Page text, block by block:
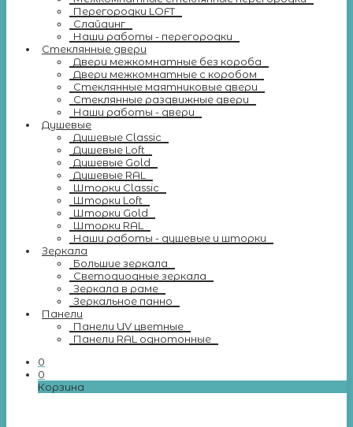
Перегородки LOFT
Слайдинг
Наши работы - перегородки
Стеклянные двери
Двери межкомнатные без короба
Двери межкомнатные с коробом
Стеклянные маятниковые двери
Стеклянные раздвижные двери
Наши работы - двери
Душевые
Душевые Classic
Душевые Loft
Душевые Gold
Душевые RAL
Шторки Classic
Шторки Loft
Шторки Gold
Шторки RAL
Наши работы - душевые и шторки
Зеркала
Большие зеркала
Светодиодные зеркала
Зеркала в раме
Зеркальное панно
Панели
Панели UV цветные
Панели RAL однотонные
0
0
Корзина